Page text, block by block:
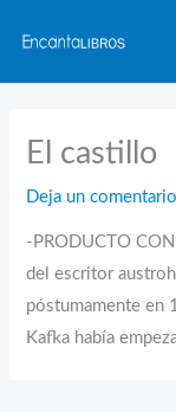
contenido
El castillo
Deja un comentario
-PRODUCTO
del escritor
póstumamente en
Kafka había